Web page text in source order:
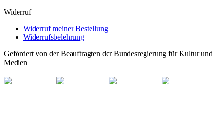
Widerruf
Widerruf meiner Bestellung
Widerrufsbelehrung
Gefördert von der Beauftragten der Bundesregierung für Kultur und
Medien